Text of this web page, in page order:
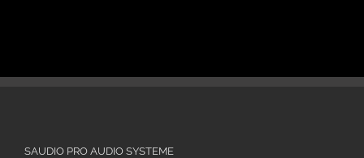
SAUDIO PRO AUDIO SYSTEME